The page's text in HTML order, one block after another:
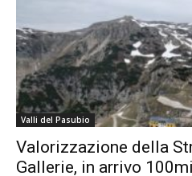
Valli del Pasubio
Valorizzazione della
Gallerie, in arrivo